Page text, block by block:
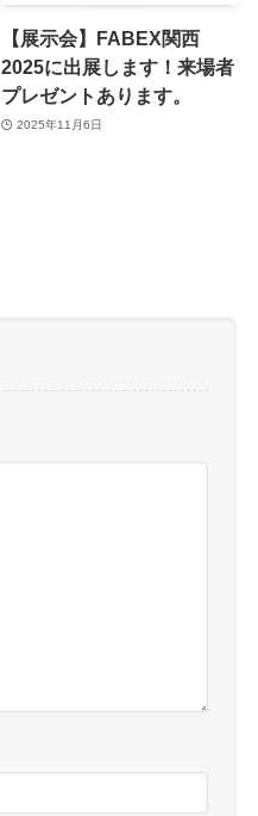
【展示会】FABEX関西
2025に出展します！来場者
プレゼントあります。
2025年11月6日